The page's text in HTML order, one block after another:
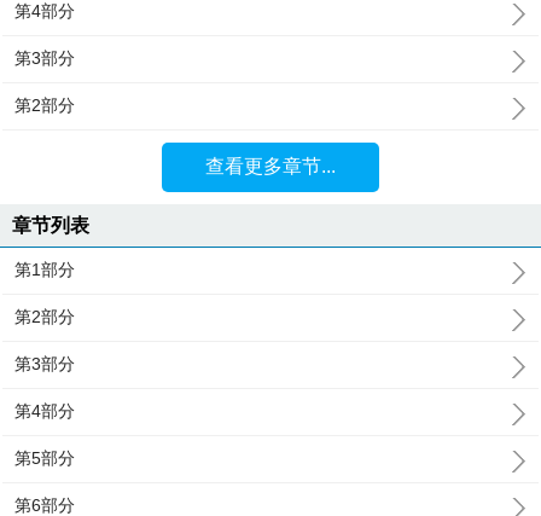
第4部分
第3部分
第2部分
查看更多章节...
章节列表
第1部分
第2部分
第3部分
第4部分
第5部分
第6部分